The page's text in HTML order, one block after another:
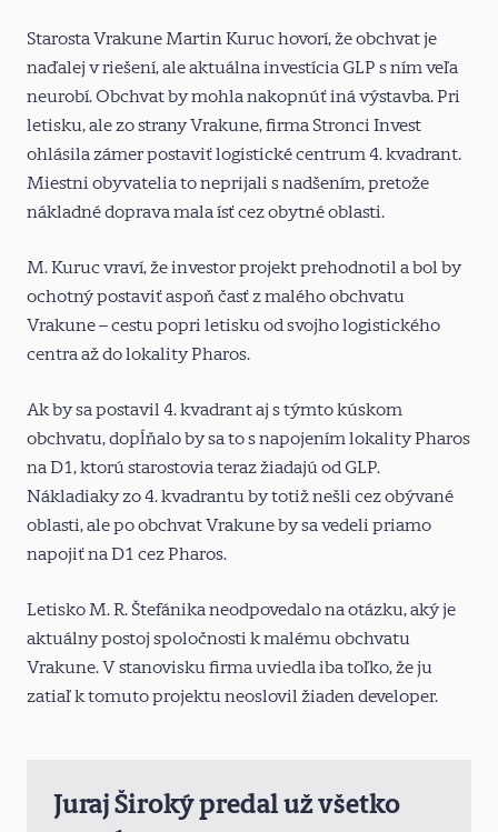
Starosta Vrakune Martin Kuruc hovorí, že obchvat je
naďalej v riešení, ale aktuálna investícia GLP s ním veľa
neurobí. Obchvat by mohla nakopnúť iná výstavba. Pri
letisku, ale zo strany Vrakune, firma Stronci Invest
ohlásila zámer postaviť logistické centrum 4. kvadrant.
Miestni obyvatelia to neprijali s nadšením, pretože
nákladné doprava mala ísť cez obytné oblasti.
M. Kuruc vraví, že investor projekt prehodnotil a bol by
ochotný postaviť aspoň časť z malého obchvatu
Vrakune – cestu popri letisku od svojho logistického
centra až do lokality Pharos.
Ak by sa postavil 4. kvadrant aj s týmto kúskom
obchvatu, dopĺňalo by sa to s napojením lokality Pharos
na D1, ktorú starostovia teraz žiadajú od GLP.
Nákladiaky zo 4. kvadrantu by totiž nešli cez obývané
oblasti, ale po obchvat Vrakune by sa vedeli priamo
napojiť na D1 cez Pharos.
Letisko M. R. Štefánika neodpovedalo na otázku, aký je
aktuálny postoj spoločnosti k malému obchvatu
Vrakune. V stanovisku firma uviedla iba toľko, že ju
zatiaľ k tomuto projektu neoslovil žiaden developer.
Juraj Široký predal už všetko